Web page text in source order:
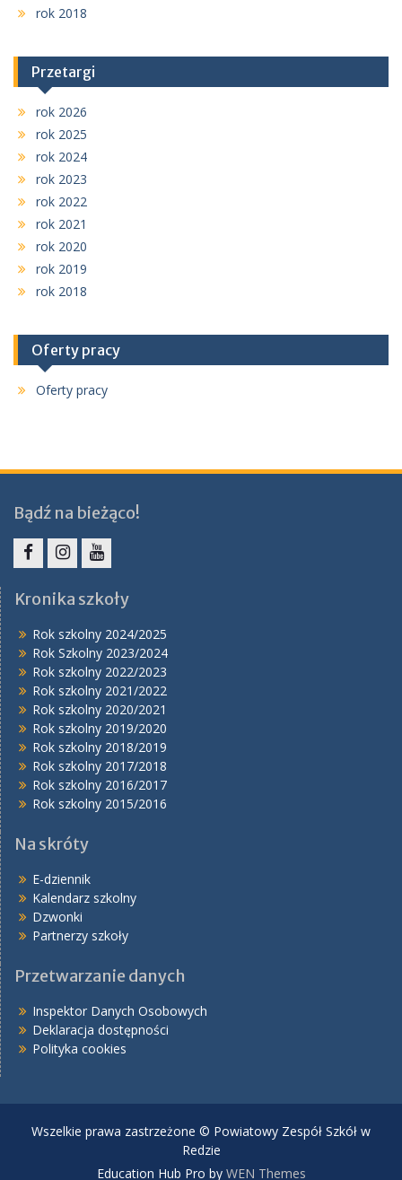
rok 2018
Przetargi
rok 2026
rok 2025
rok 2024
rok 2023
rok 2022
rok 2021
rok 2020
rok 2019
rok 2018
Oferty pracy
Oferty pracy
Bądź na bieżąco!
Kronika szkoły
Rok szkolny 2024/2025
Rok Szkolny 2023/2024
Rok szkolny 2022/2023
Rok szkolny 2021/2022
Rok szkolny 2020/2021
Rok szkolny 2019/2020
Rok szkolny 2018/2019
Rok szkolny 2017/2018
Rok szkolny 2016/2017
Rok szkolny 2015/2016
Na skróty
E-dziennik
Kalendarz szkolny
Dzwonki
Partnerzy szkoły
Przetwarzanie danych
Inspektor Danych Osobowych
Deklaracja dostępności
Polityka cookies
Wszelkie prawa zastrzeżone © Powiatowy Zespół Szkół w
Redzie
Education Hub Pro by WEN Themes